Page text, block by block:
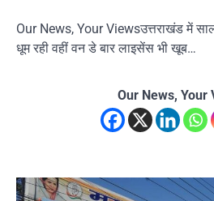
Our News, Your Viewsउत्तराखंड में
धूम रही वहीं वन डे बार लाइसेंस भी खूब…
Our News, Your